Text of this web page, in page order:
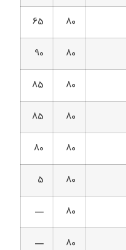
80
65
80
90
80
85
80
85
80
80
80
5
80
—
80
—